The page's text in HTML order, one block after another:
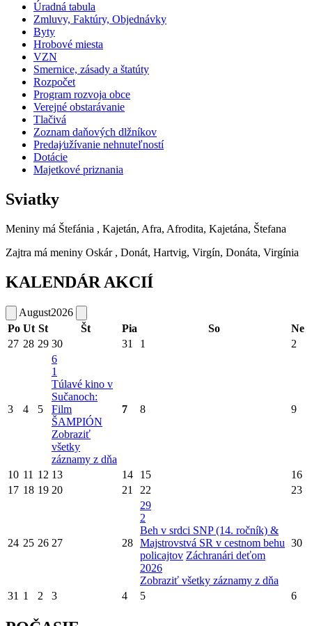
Úradná tabula
Zmluvy, Faktúry, Objednávky
Byty
Hrobové miesta
VZN
Smernice, zásady a štatúty
Rozpočet
Program rozvoja obce
Verejné obstarávanie
Tlačivá
Zoznam daňových dlžníkov
Predaj⁄užívanie nehnuteľností
Dotácie
Majetkové priznania
Sviatky
Meniny má Štefánia , Kajetán, Afra, Afrodita, Kajetána, Štefana
Zajtra má meniny Oskár , Donát, Hartvig, Virgín, Donáta, Virgínia
KALENDÁR AKCIÍ
August2026
Po Ut St Št Pia So
Ne
27 28 29 30 31 1 2
3 4 5
6
1
Túlavé kino v
Sučanoch:
Film
ŠAMPIÓN
Zobraziť
všetky
záznamy z dňa
7 8 9
10 11 12 13 14 15
16
17 18 19 20 21 22 23
24 25 26 27 28
29
2
Beh v srdci SNP (14. ročník) &
Majstrovstvá SR v cestnom behu
policajtov Záchranári deťom
2026
Zobraziť všetky záznamy z dňa
30
31 1 2 3 4 5 6